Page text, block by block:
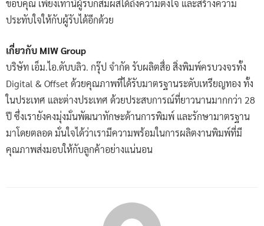
ขอบคุณ เพียงเท่านี้ผู้รับก็สัมผัสได้ถึงความตั้งใจ และสร้างความ
ประทับใจให้กับผู้รับได้อีกด้วย
เกี่ยวกับ MIW Group
บริษัท เอ็ม.ไอ.ดับบลิว. กรุ๊ป จำกัด รับผลิตสื่อ สิ่งพิมพ์ครบวงจรทั้ง
Digital & Offset ด้วยคุณภาพที่ได้รับมาตรฐานระดับเหรียญทอง ทั้ง
ในประเทศ และต่างประเทศ ด้วยประสบการณ์ที่ยาวนานมากกว่า 28
ปี ซึ่งเรายังคงมุ่งมั่นพัฒนาทักษะด้านการพิมพ์ และรักษามาตรฐาน
มาโดยตลอด มั่นใจได้ว่าเรามีความพร้อมในการผลิตงานพิมพ์ที่มี
คุณภาพส่งมอบให้กับลูกค้าอย่างแน่นอน